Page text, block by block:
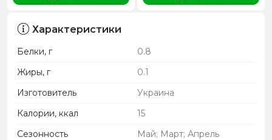
Характеристики
Белки, г
0.8
Жиры, г
0.1
Изготовитель
Украина
Калории, ккал
15
Сезонность
Май; Март; Апрель